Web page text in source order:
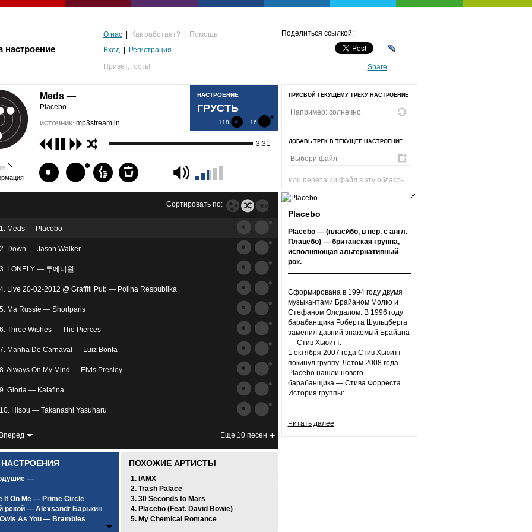
настроение
О нас Как работает?
Помощь
Вход
Регистрация
Привет, гость!
Поделиться ссылкой:
Share
злость
Meds —
Placebo
ИСТОЧНИК: mp3stream.in
НАСТРОЕНИЕ
ГРУСТЬ
118 16
3:31
1. Meds — Placebo кпопаданиям
2. Down — Jason Walker кпопаданиям
3. LONELY — 투에니원
4. Live 20-02-2012 @ Graffiti Pub — Polina Respublika кпопаданиям
5. Ma Russie — Shortparis кпопаданиям
6. Three Wishes — The Pierces кпопаданиям
7. Manha De Carnaval — Luiz Bonfa кпопаданиям
8. Always On My Mind — Elvis Presley кпопаданиям
9. Gloria — Kalafina кпопаданиям
10. Hisou — Takanashi Yasuharu
11. Sati Akura - Heart Realize (Rus) — UA MAX
Pieces — Red
Regret + Gackt & Kami Duet — Malice Mizer
Сортировать по:
Еще 10 песен
Вперед
НАСТРОЕНИЯ
—
It On Me — Prime Circle
рекой — Alexsandr Барькин
As You — Brambles
светом — SCIRENA Feat. A.V.G
ПОХОЖИЕ АРТИСТЫ
1. IAMX
2. Trash Palace
3. 30 Seconds to Mars
4. Placebo (Feat. David Bowie)
5. My Chemical Romance
ПРИСВОЙ ТЕКУЩЕМУ ТРЕКУ НАСТРОЕНИЕ
ДОБАВЬ ТРЕК В ТЕКУЩЕЕ НАСТРОЕНИЕ
или перетащи файл в эту область
Placebo
Placebo — (пласи́бо, в пер. с англ.
Плацебо) — британская группа,
исполняющая альтернативный
рок.
Сформирована в 1994 году двумя
музыкантами Брайаном Молко и
Стефаном Олсдалом. В 1996 году
барабанщика Роберта Шульцберга
заменил давний знакомый Брайана
— Стив Хьюитт.
1 октября 2007 года Стив Хьюитт
покинул группу. Летом 2008 года
Placebo нашли нового
барабанщика — Стива Форреста.
История группы:
Читать далее